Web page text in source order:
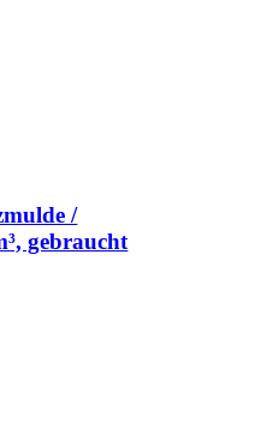
/
gebraucht